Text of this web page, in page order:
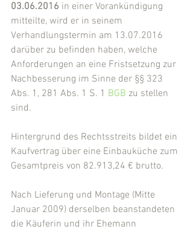
03.06.2016 in einer Vorankündigung
mitteilte, wird er in seinem
Verhandlungstermin am 13.07.2016
darüber zu befinden haben, welche
Anforderungen an eine Fristsetzung zur
Nachbesserung im Sinne der §§ 323
Abs. 1, 281 Abs. 1 S. 1 BGB zu stellen
sind.
Hintergrund des Rechtsstreits bildet ein
Kaufvertrag über eine Einbauküche zum
Gesamtpreis von 82.913,24 € brutto.
Nach Lieferung und Montage (Mitte
Januar 2009) derselben beanstandeten
die Käuferin und ihr Ehemann